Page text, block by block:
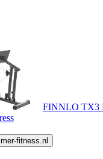
FINNLO TX3
fitness.nl